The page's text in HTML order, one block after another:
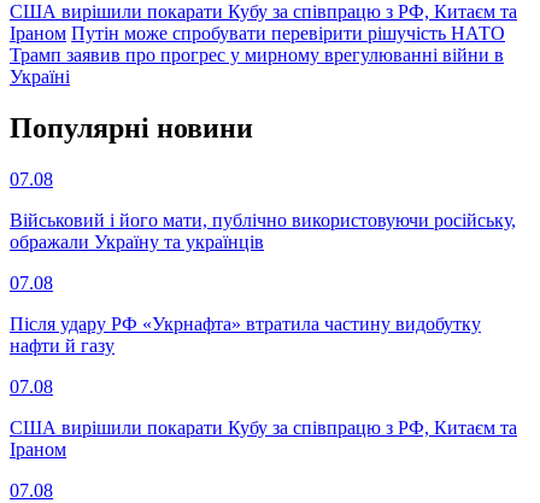
США вирішили покарати Кубу за співпрацю з РФ, Китаєм та
Іраном Путін може спробувати перевірити рішучість НАТО
Трамп заявив про прогрес у мирному врегулюванні війни в
Україні
Популярнi новини
07.08
Військовий і його мати, публічно використовуючи російську,
ображали Україну та українців
07.08
Після удару РФ «Укрнафта» втратила частину видобутку
нафти й газу
07.08
США вирішили покарати Кубу за співпрацю з РФ, Китаєм та
Іраном
07.08